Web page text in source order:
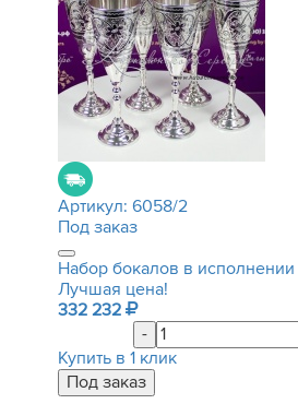
Артикул: 6058/2
Под заказ
Набор бокалов в
Лучшая цена!
332 232
-
Купить в 1 клик